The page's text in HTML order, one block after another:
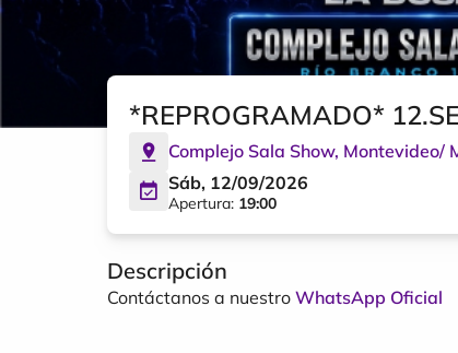
*REPROGRAMADO*
Complejo Sala Show, Montevideo/
Sáb, 12/09/2026
Apertura: 19:00
Descripción
Contáctanos a nuestro WhatsApp Oficial